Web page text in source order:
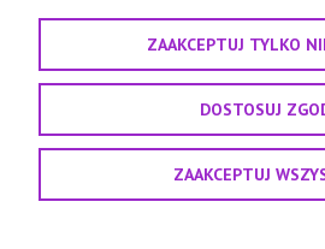
ZAAKCEPTUJ TYLKO
DOSTOSUJ
ZAAKCEPTUJ